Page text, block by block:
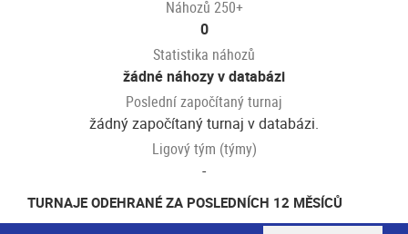
Náhozů 250+
0
Statistika náhozů
žádné náhozy v databázi
Poslední započítaný turnaj
žádný započítaný turnaj v databázi.
Ligový tým (týmy)
-
TURNAJE ODEHRANÉ ZA POSLEDNÍCH 12 MĚSÍCŮ